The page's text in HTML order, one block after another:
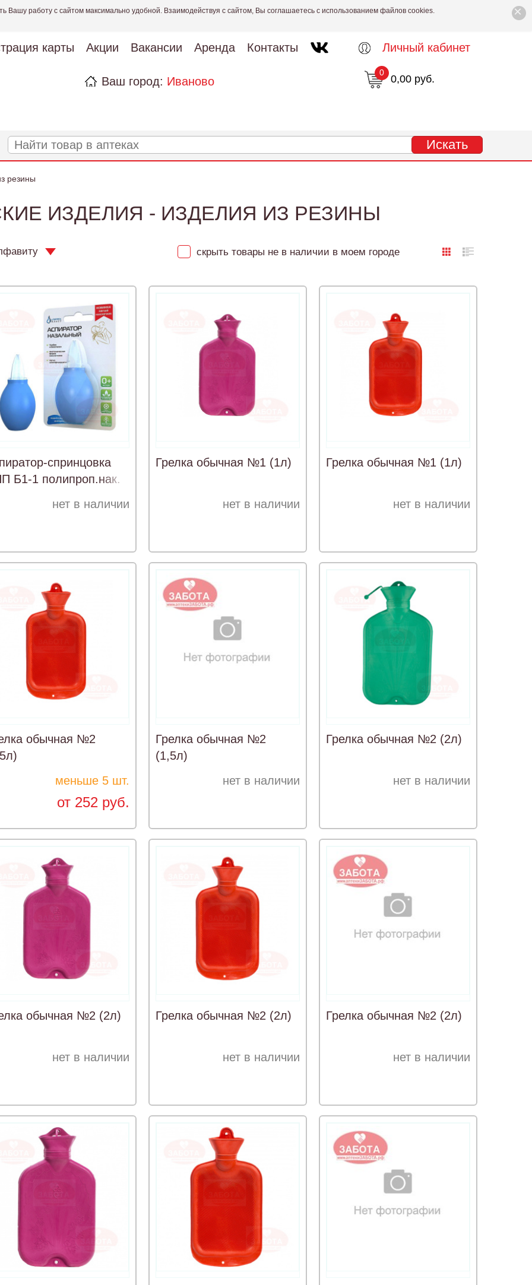
×
Вашу работу с сайтом максимально удобной. Взаимодействуя с сайтом, Вы соглашаетесь с использованием файлов cookies.
карты Акции Вакансии Аренда Контакты
Ваш город: Иваново
Личный кабинет
0,00 руб.
0
резины
ИЗДЕЛИЯ - ИЗДЕЛИЯ ИЗ РЕЗИНЫ
скрыть товары не в наличии в моем городе
спринцовка
Б1-1 полипроп.нак.
нет в наличии
Грелка обычная №1 (1л)
нет в наличии
Грелка обычная №1 (1л)
нет в наличии
обычная №2
меньше 5 шт.
от 252 руб.
Грелка обычная №2
(1,5л)
нет в наличии
Грелка обычная №2 (2л)
нет в наличии
обычная №2 (2л)
нет в наличии
Грелка обычная №2 (2л)
нет в наличии
Грелка обычная №2 (2л)
нет в наличии